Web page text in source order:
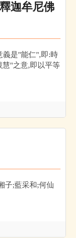
迦牟尼佛
義是"能仁",即:時
慧"之意,即以平等
子;藍采和;何仙